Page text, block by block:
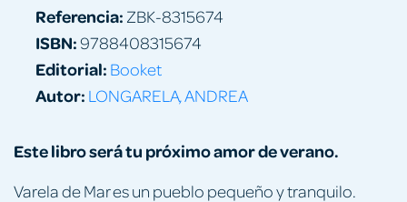
Este libro será tu próximo amor de verano.
Varela de Mar es un pueblo pequeño y tranquilo.
Referencia: ZBK-8315674
ISBN:9788408315674
Editorial: Booket
Autor: LONGARELA, ANDREA